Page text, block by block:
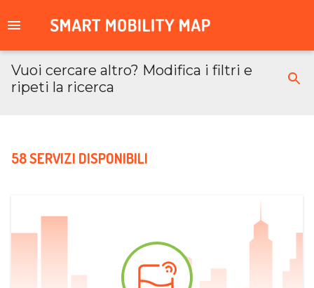
Vuoi cercare altro? Modifica i filtri e
ripeti la ricerca
58 SERVIZI DISPONIBILI